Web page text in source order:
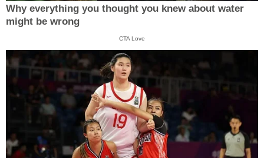
Why everything you thought you knew about water
might be wrong
CTA Love